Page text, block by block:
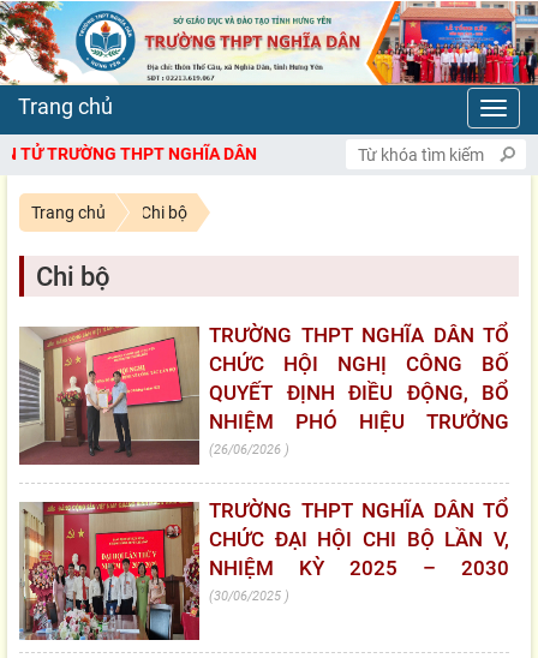
THPT NGHĨA DÂN
Trang chủ Chi bộ
Chi bộ
TRƯỜNG THPT NGHĨA DÂN TỔ
CHỨC HỘI NGHỊ CÔNG BỐ
QUYẾT ĐỊNH ĐIỀU ĐỘNG, BỔ
NHIỆM PHÓ HIỆU TRƯỞNG
26/06/2026
TRƯỜNG THPT NGHĨA DÂN TỔ
CHỨC ĐẠI HỘI CHI BỘ LẦN V,
NHIỆM KỲ 2025 – 2030
30/06/2025